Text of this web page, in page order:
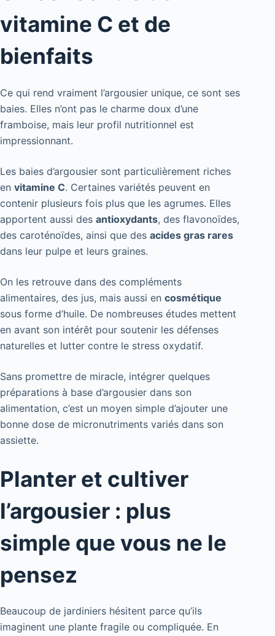
vitamine C et de
bienfaits
Ce qui rend vraiment l’argousier unique, ce sont ses
baies. Elles n’ont pas le charme doux d’une
framboise, mais leur profil nutritionnel est
impressionnant.
Les baies d’argousier sont particulièrement riches
en vitamine C. Certaines variétés peuvent en
contenir plusieurs fois plus que les agrumes. Elles
apportent aussi des antioxydants, des flavonoïdes,
des caroténoïdes, ainsi que des acides gras rares
dans leur pulpe et leurs graines.
On les retrouve dans des compléments
alimentaires, des jus, mais aussi en cosmétique
sous forme d’huile. De nombreuses études mettent
en avant son intérêt pour soutenir les défenses
naturelles et lutter contre le stress oxydatif.
Sans promettre de miracle, intégrer quelques
préparations à base d’argousier dans son
alimentation, c’est un moyen simple d’ajouter une
bonne dose de micronutriments variés dans son
assiette.
Planter et cultiver
l’argousier : plus
simple que vous ne le
pensez
Beaucoup de jardiniers hésitent parce qu’ils
imaginent une plante fragile ou compliquée. En